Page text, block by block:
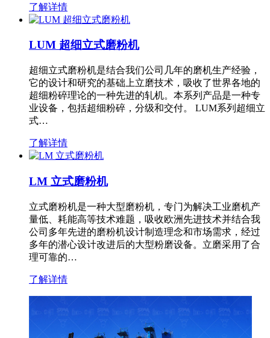
了解详情
LUM 超细立式磨粉机
超细立式磨粉机是结合我们公司几年的磨机生产经验，
它的设计和研究的基础上立磨技术，吸收了世界各地的
超细粉碎理论的一种先进的轧机。本系列产品是一种专
业设备，包括超细粉碎，分级和交付。 LUM系列超细立
式…
了解详情
LM 立式磨粉机
立式磨粉机是一种大型磨粉机，专门为解决工业磨机产
量低、耗能高等技术难题，吸收欧洲先进技术并结合我
公司多年先进的磨粉机设计制造理念和市场需求，经过
多年的潜心设计改进后的大型粉磨设备。立磨采用了合
理可靠的…
了解详情